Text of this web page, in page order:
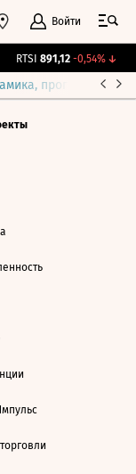
Войти
RTSI 891,12 -0,54%↓
прогнозы